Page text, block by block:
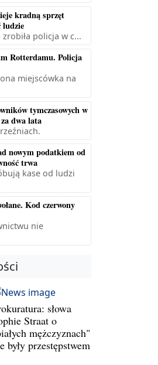
kradną sprzęt
ludzie
policja w c...
Rotterdamu. Policja
miejscówka na
tymczasowych w
dwa lata
nowym podatkiem od
trwa
kase od ludzi
Kod czerwony
nie
słowa
Straat o
mężczyznach"
były przestępstwem